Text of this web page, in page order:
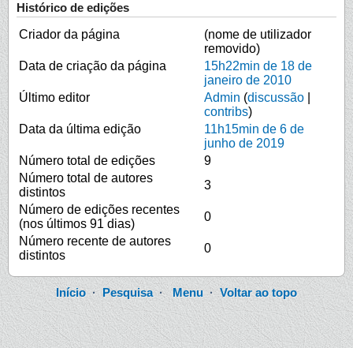
Histórico de edições
Criador da página
(nome de utilizador
removido)
Data de criação da página
15h22min de 18 de
janeiro de 2010
Último editor
Admin (discussão
contribs)
Data da última edição
11h15min de 6 de
junho de 2019
Número total de edições
9
Número total de autores
distintos
3
Número de edições recentes
(nos últimos 91 dias)
0
Número recente de autores
distintos
0
Início·Pesquisa·Menu ·Voltar ao topo